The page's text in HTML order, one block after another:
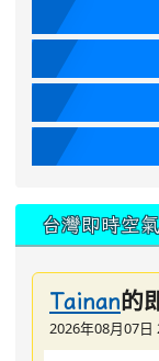
台灣即時空
Tainan的
2026年08月07日